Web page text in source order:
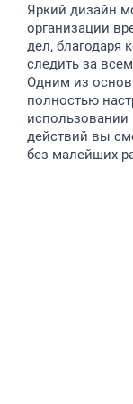
Яркий дизайн
организации
дел, благодаря
следить за
Одним из
полностью
действий вы
без малейших